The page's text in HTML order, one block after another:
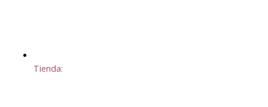
Tienda: